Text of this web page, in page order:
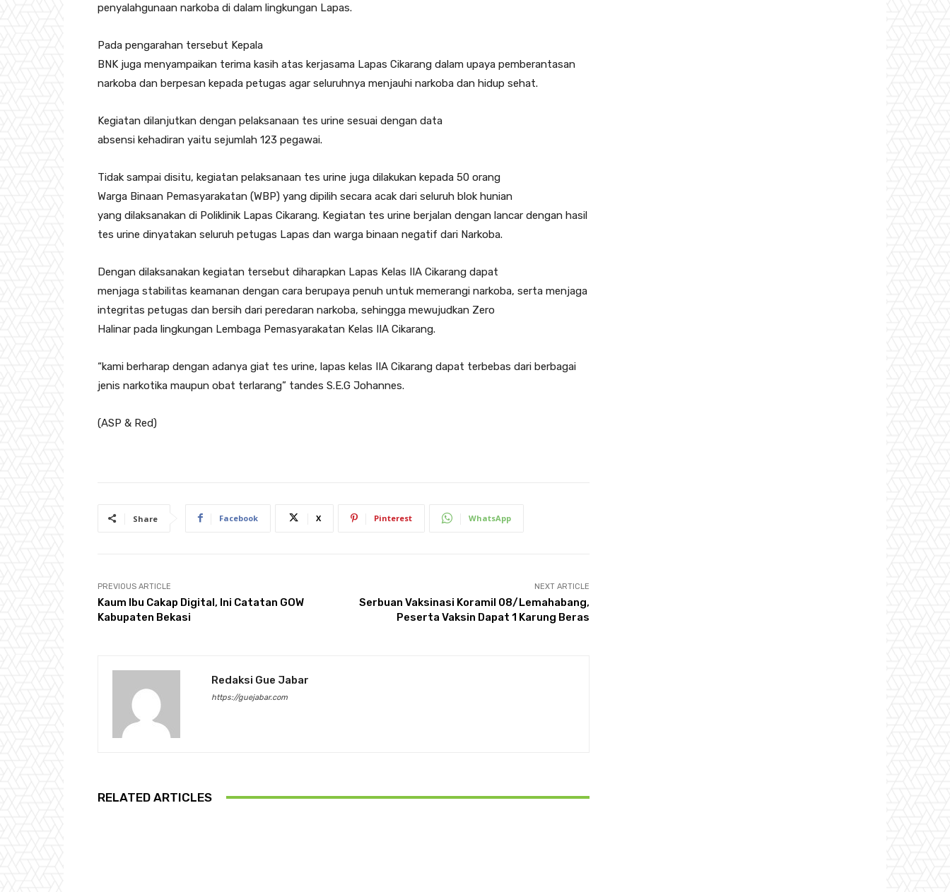
penyalahgunaan narkoba di dalam lingkungan Lapas.
Pada pengarahan tersebut Kepala
BNK juga menyampaikan terima kasih atas kerjasama Lapas Cikarang dalam upaya pemberantasan
narkoba dan berpesan kepada petugas agar seluruhnya menjauhi narkoba dan hidup sehat.
Kegiatan dilanjutkan dengan pelaksanaan tes urine sesuai dengan data
absensi kehadiran yaitu sejumlah 123 pegawai.
Tidak sampai disitu, kegiatan pelaksanaan tes urine juga dilakukan kepada 50 orang
Warga Binaan Pemasyarakatan (WBP) yang dipilih secara acak dari seluruh blok hunian
yang dilaksanakan di Poliklinik Lapas Cikarang. Kegiatan tes urine berjalan dengan lancar dengan hasil
tes urine dinyatakan seluruh petugas Lapas dan warga binaan negatif dari Narkoba.
Dengan dilaksanakan kegiatan tersebut diharapkan Lapas Kelas IIA Cikarang dapat
menjaga stabilitas keamanan dengan cara berupaya penuh untuk memerangi narkoba, serta menjaga
integritas petugas dan bersih dari peredaran narkoba, sehingga mewujudkan Zero
Halinar pada lingkungan Lembaga Pemasyarakatan Kelas IIA Cikarang.
“kami berharap dengan adanya giat tes urine, lapas kelas IIA Cikarang dapat terbebas dari berbagai
jenis narkotika maupun obat terlarang” tandes S.E.G Johannes.
(ASP & Red)
Share Facebook X Pinterest WhatsApp
PREVIOUS ARTICLE
Kaum Ibu Cakap Digital, Ini Catatan GOW
Kabupaten Bekasi
NEXT ARTICLE
Serbuan Vaksinasi Koramil 08/Lemahabang,
Peserta Vaksin Dapat 1 Karung Beras
Redaksi Gue Jabar
https://guejabar.com
RELATED ARTICLES